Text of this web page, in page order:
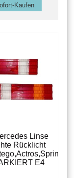
Linse
Rücklicht
E4